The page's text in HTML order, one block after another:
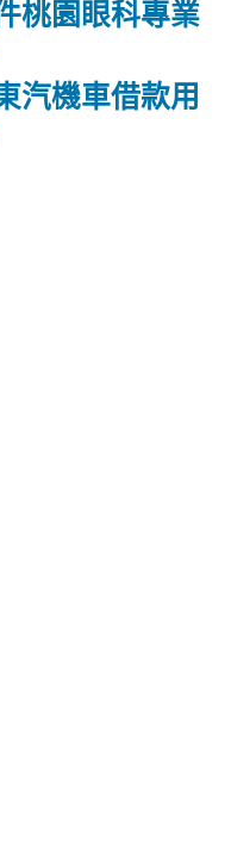
桃園眼科專業
汽機車借款用